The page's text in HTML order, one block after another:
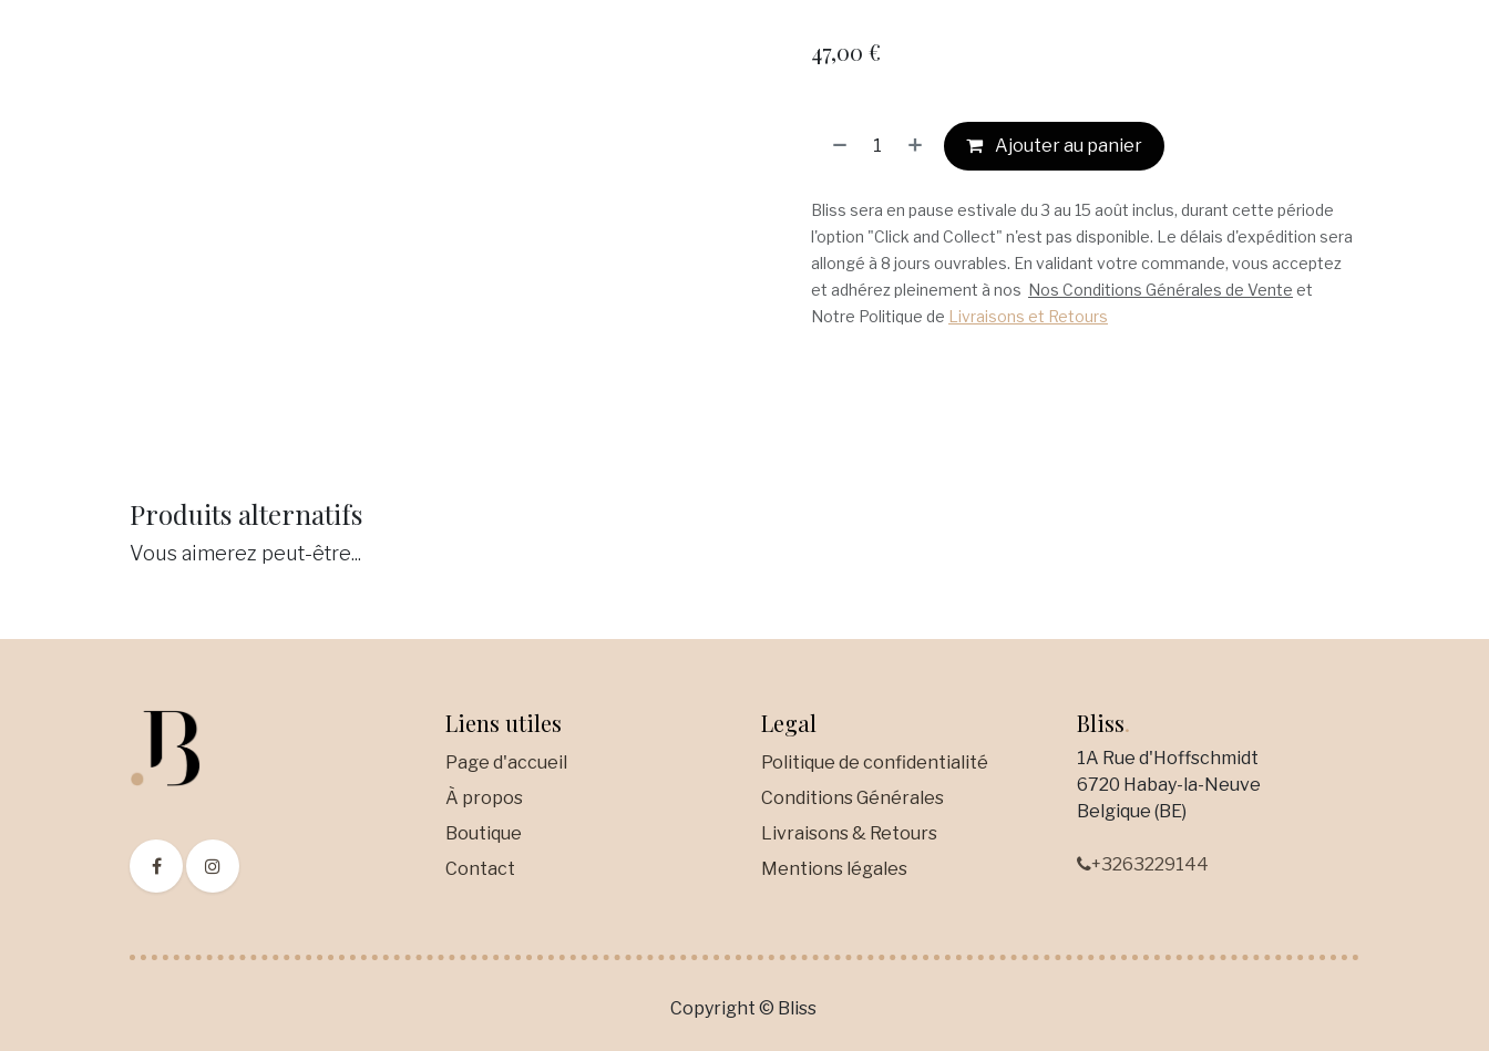
47,00 €
Ajouter au panier
Bliss sera en pause estivale du 3 au 15 août inclus, durant cette période
l'option "Click and Collect" n'est pas disponible. Le délais d'expédition sera
allongé à 8 jours ouvrables. En validant votre commande, vous acceptez
et adhérez pleinement à nos Nos Conditions Générales de Vente et
Notre Politique de Livraisons et Retours
Produits alternatifs
Vous aimerez peut-être...
Liens utiles
Page d'accueil
À propos
Boutique
Contact
Legal
Politique de confidentialité
Conditions Générales
Livraisons & Retours
Mentions légales
Bliss.
1A Rue d'Hoffschmidt
6720 Habay-la-Neuve
Belgique (BE)
+3263229144
Copyright © Bliss